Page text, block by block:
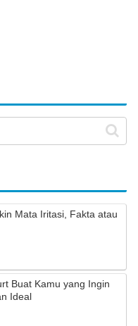
Mata Iritasi, Fakta atau
Buat Kamu yang Ingin
Ideal